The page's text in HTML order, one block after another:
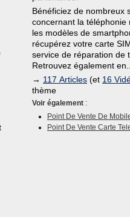
Bénéficiez de nombreux
concernant la téléphonie
les modèles de
récupérez votre carte
service de réparation de
Retrouvez également
→ 117 Articles (et 16
thème
Voir également :
Point De Vente De
Point De Vente Carte